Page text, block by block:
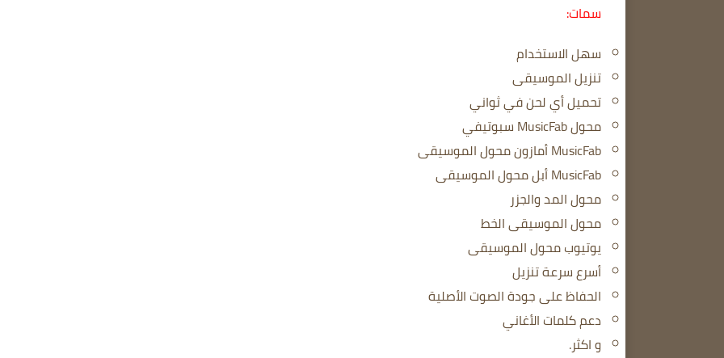
سمات:
سهل الاستخدام
تنزيل الموسيقى
تحميل أي لحن في ثواني
محول MusicFab سبوتيفي
MusicFab أمازون محول الموسيقى
MusicFab أبل محول الموسيقى
محول المد والجزر
محول الموسيقى الخط
يوتيوب محول الموسيقى
أسرع سرعة تنزيل
الحفاظ على جودة الصوت الأصلية
دعم كلمات الأغاني
و اكثر.